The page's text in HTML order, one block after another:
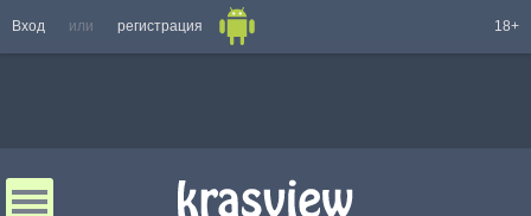
Вход или регистрация 18+